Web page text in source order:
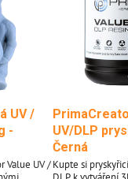
UV /
-
Value UV /
UV/DLP
Černá
Kupte si